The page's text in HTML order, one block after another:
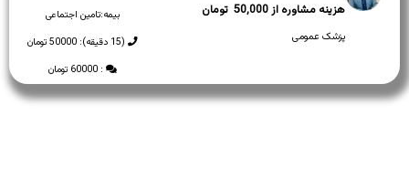
بیمه:تامین اجتماعی
(15 دقیقه): 50000 تومان
: 60000 تومان
50,000
پزشک عمومی